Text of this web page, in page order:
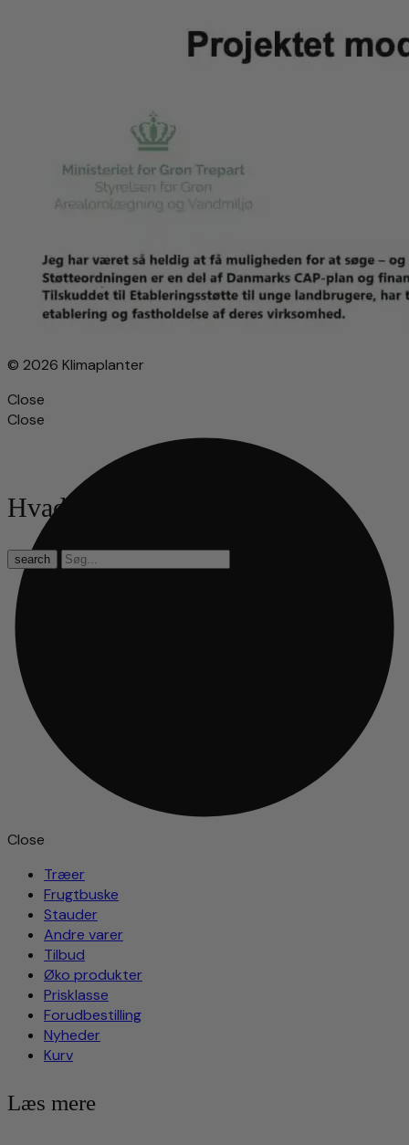
© 2026 Klimaplanter
Close
Close
Hvad leder du efter?
search
Close
Træer
Frugtbuske
Stauder
Andre varer
Tilbud
Øko produkter
Prisklasse
Forudbestilling
Nyheder
Kurv
Læs mere